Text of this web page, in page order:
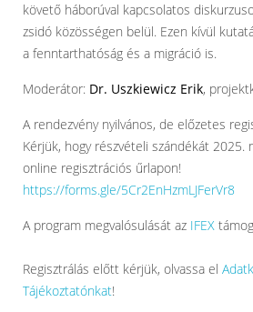
követő háborúval kapcsolatos
zsidó közösségen belül. Ezen kívül
a fenntarthatóság és a migráció is.
Moderátor: Dr. Uszkiewicz Erik,
A rendezvény nyilvános, de előzetes
Kérjük, hogy részvételi szándékát 2025.
online regisztrációs űrlapon!
https://forms.gle/5Cr2EnHzmLJFerVr8
A program megvalósulását az IFEX
Regisztrálás előtt kérjük, olvassa el
Tájékoztatónkat!